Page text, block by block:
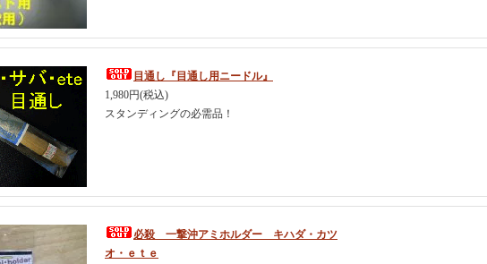
目通し『目通し用ニードル』
1,980円(税込)
スタンディングの必需品！
必殺 一撃沖アミホルダー キハダ・カツ
オ・ｅｔｅ